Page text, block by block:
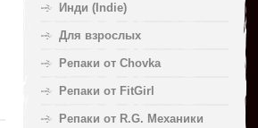
Инди (Indie)
Для взрослых
Репаки от Chovka
Репаки от FitGirl
Репаки от R.G. Механики